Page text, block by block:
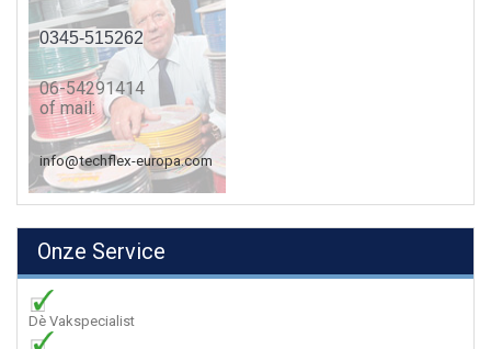
0345-515262
06-54291414
of mail:
info@techflex-europa.com
Onze Service
Dè Vakspecialist